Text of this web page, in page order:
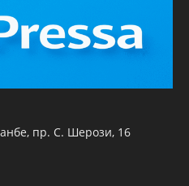
пр. С. Шерози, 16